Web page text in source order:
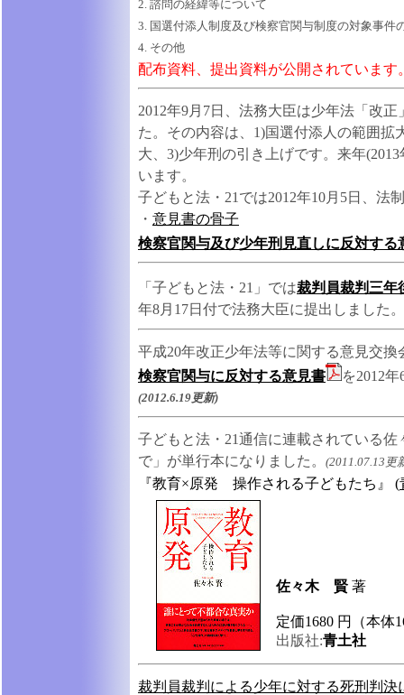
2. 諮問の経緯等について
3. 国選付添人制度及び検察官関与制度の対象事件
4. その他
配布資料、提出資料が公開されています
2012年9月7日、法務大臣は少年法「改
た。その内容は、1)国選付添人の範囲拡
大、3)少年刑の引き上げです。来年
います。
子どもと法・21では2012年10月5日、法
・ 意見書の骨子
検察官関与及び少年刑見直しに反対する
「子どもと法・21」では裁判員裁判三年
年8月17日付で法務大臣に提出しました。
平成20年改正少年法等に関する意見交
検察官関与に反対する意見書
を2012
(2012.6.19更新)
子どもと法・21通信に連載されている
で」が単行本になりました。 (2011.07.13更
『教育×原発 操作される子どもたち』 (
佐々木 賢 著
定価1680 円（本体
出版社:青土社
裁判員裁判による少年に対する死刑判決